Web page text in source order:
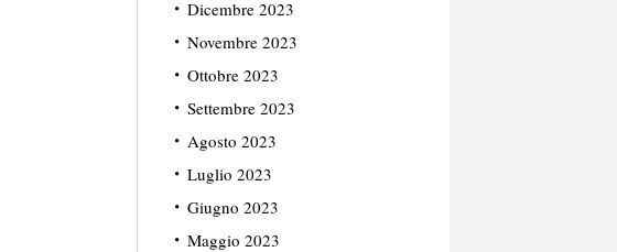
Dicembre 2023
Novembre 2023
Ottobre 2023
Settembre 2023
Agosto 2023
Luglio 2023
Giugno 2023
Maggio 2023